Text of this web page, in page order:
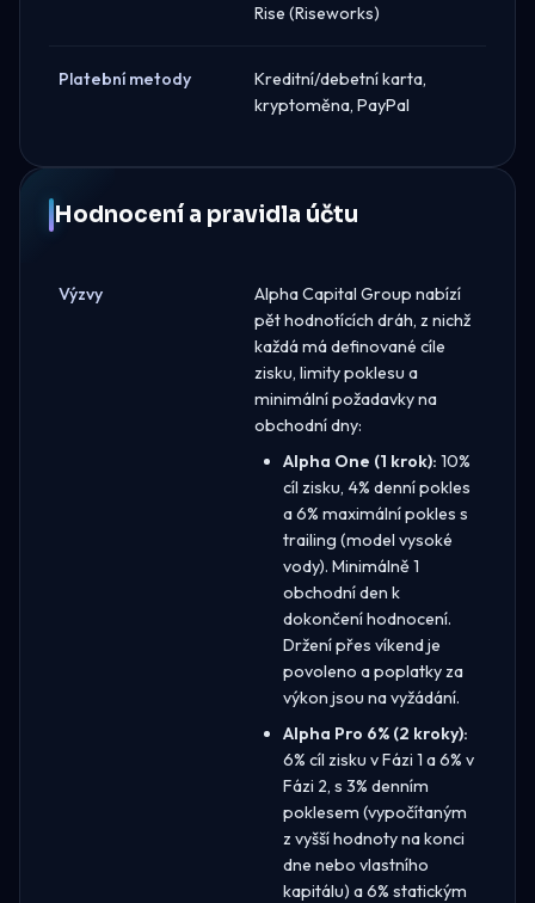
Rise (Riseworks)
Platební metody
Kreditní/debetní karta,
kryptoměna, PayPal
Hodnocení a pravidla účtu
Výzvy
Alpha Capital Group nabízí
pět hodnotících dráh, z nichž
každá má definované cíle
zisku, limity poklesu a
minimální požadavky na
obchodní dny:
Alpha One (1 krok): 10%
cíl zisku, 4% denní pokles
a 6% maximální pokles s
trailing (model vysoké
vody). Minimálně 1
obchodní den k
dokončení hodnocení.
Držení přes víkend je
povoleno a poplatky za
výkon jsou na vyžádání.
Alpha Pro 6% (2 kroky):
6% cíl zisku v Fázi 1 a 6% v
Fázi 2, s 3% denním
poklesem (vypočítaným
z vyšší hodnoty na konci
dne nebo vlastního
kapitálu) a 6% statickým